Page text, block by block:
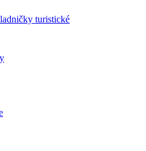
turistické